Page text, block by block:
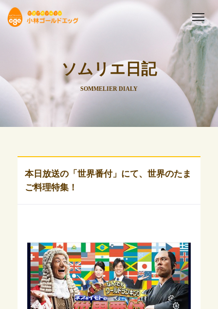
ソムリエ日記
SOMMELIER DIALY
本日放送の「世界番付」にて、世界のたま
ご料理特集！